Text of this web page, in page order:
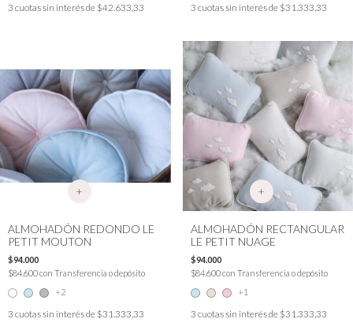
3 cuotas sin interés de $42.633,33 3 cuotas sin interés de $31.333,33
+
ALMOHADÓN REDONDO LE
PETIT MOUTON
$94.000
$84.600con Transferencia o depósito
+2
3 cuotas sin interés de $31.333,33
+
ALMOHADÓN RECTANGULAR
LE PETIT NUAGE
$94.000
$84.600con Transferencia o depósito
+1
3 cuotas sin interés de $31.333,33